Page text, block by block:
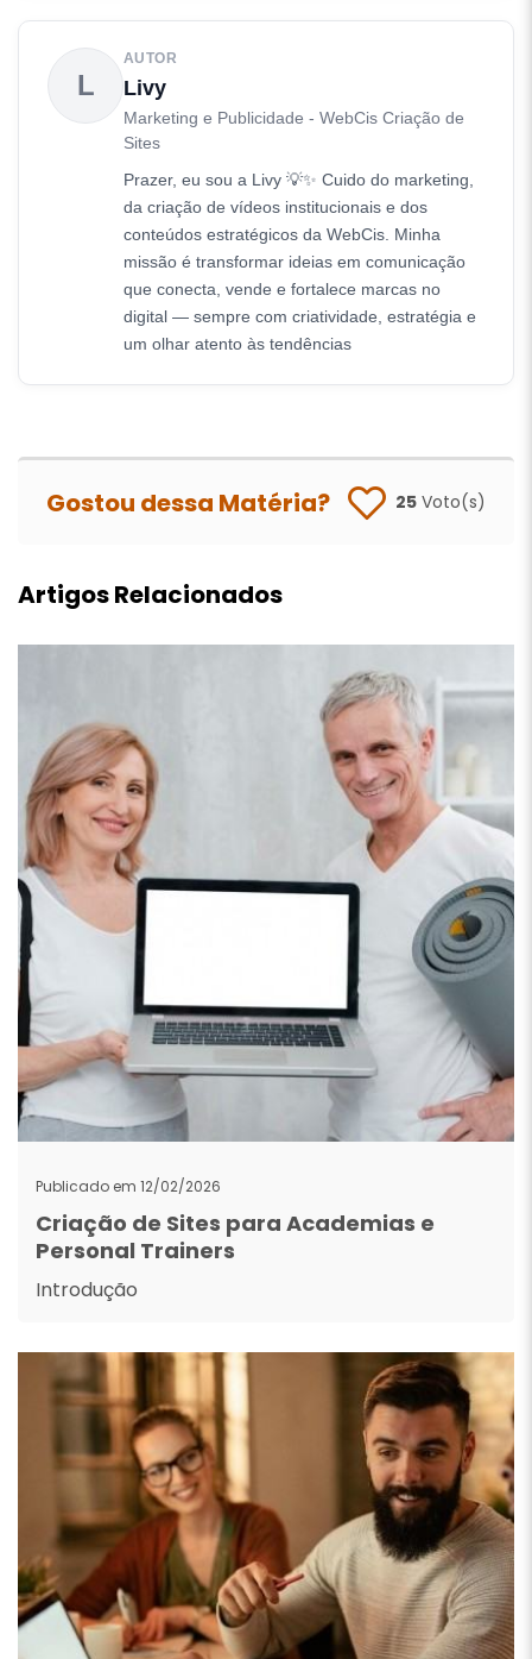
L
AUTOR
Livy
Marketing e Publicidade - WebCis Criação de
Sites
Prazer, eu sou a Livy 💡✨ Cuido do marketing,
da criação de vídeos institucionais e dos
conteúdos estratégicos da WebCis. Minha
missão é transformar ideias em comunicação
que conecta, vende e fortalece marcas no
digital — sempre com criatividade, estratégia e
um olhar atento às tendências
Gostou dessa Matéria? 25 Voto(s)
Artigos Relacionados
Publicado em 12/02/2026
Criação de Sites para Academias e
Personal Trainers
Introdução